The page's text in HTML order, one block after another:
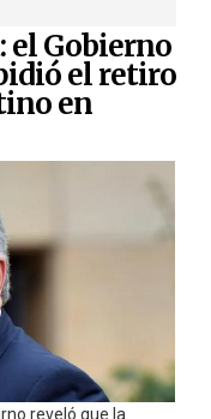
el Gobierno
el retiro
en
reveló que la